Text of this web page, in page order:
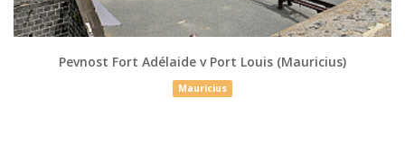
Pevnost Fort Adélaide v Port Louis (Mauricius)
Mauricius